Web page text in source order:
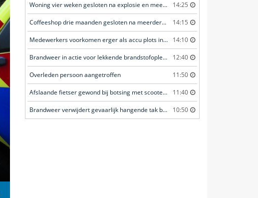
Woning vier weken gesloten na explosie en meerdere geweldsincidenten 14:25
Coffeeshop drie maanden gesloten na meerdere overtredingen 14:15
Medewerkers voorkomen erger als accu plots in brand vliegt 14:10
Brandweer in actie voor lekkende brandstofoplegger 12:40
Overleden persoon aangetroffen 11:50
Afslaande fietser gewond bij botsing met scooterrijder 11:40
Brandweer verwijdert gevaarlijk hangende tak boven fietspad 10:50